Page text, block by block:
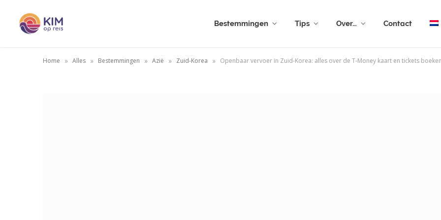
Bestemmingen Tips Over… Contact
Home » Alles » Bestemmingen » Azië » Zuid-Korea » Openbaar vervoer in Zuid-Korea: alles over de T-Money kaart en tickets boeken